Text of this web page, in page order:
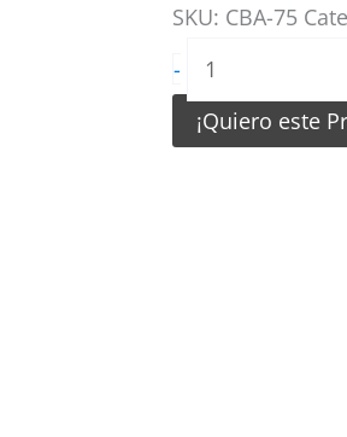
SKU: CBA-75
-
Camiseta
de
Basketball
¡Quiero este